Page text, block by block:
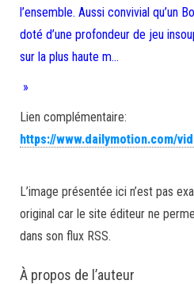
l’ensemble. Aussi convivial qu’un
doté d’une profondeur de jeu
sur la plus haute m…
»
Lien complémentaire:
https://www.dailymotion.com/
L’image présentée ici n’est pas
original car le site éditeur ne
dans son flux RSS.
À propos de l’auteur